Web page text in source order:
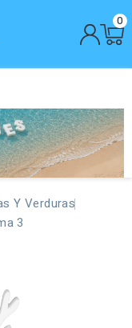
0
Y Verduras
3